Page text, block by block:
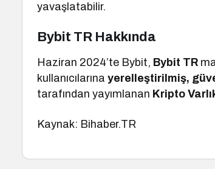
yavaşlatabilir.
Bybit TR Hakkında
Haziran 2024’te Bybit, Bybit TR
kullanıcılarınayerelleştirilmiş,
tarafından yayımlanan Kripto
Kaynak: Bihaber.TR